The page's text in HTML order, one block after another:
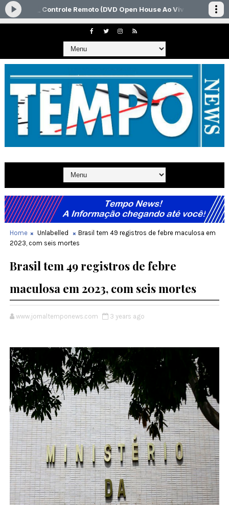
Home Unlabelled
Brasil tem 49 registros de febre maculosa em
2023, com seis mortes
Brasil tem 49 registros de febre
maculosa em 2023, com seis mortes
www.jornaltemponews.com 3 years ago